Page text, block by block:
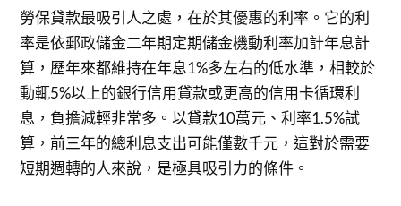
勞保貸款最吸引人之處，在於其優惠的利率。它的利
率是依郵政儲金二年期定期儲金機動利率加計年息計
算，歷年來都維持在年息1%多左右的低水準，相較於
動輒5%以上的銀行信用貸款或更高的信用卡循環利
息，負擔減輕非常多。以貸款10萬元、利率1.5%試
算，前三年的總利息支出可能僅數千元，這對於需要
短期週轉的人來說，是極具吸引力的條件。